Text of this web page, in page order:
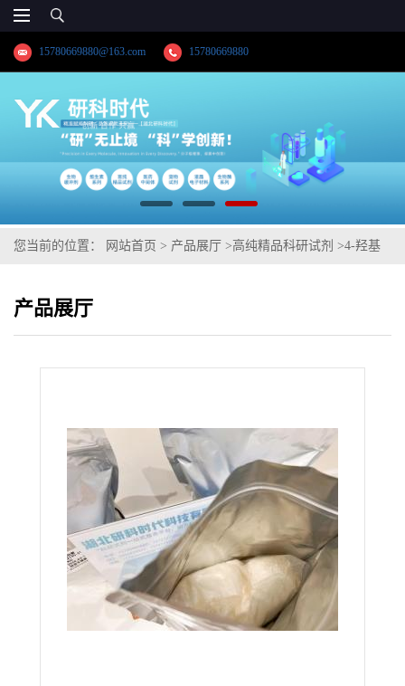
15780669880@163.com 15780669880
您当前的位置： 网站首页 > 产品展厅 >高纯精品科研试剂 >4-羟基
产品展厅